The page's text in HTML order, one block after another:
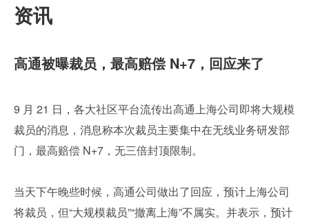
资讯
高通被曝裁员，最高赔偿 N+7，回应来了
9 月 21 日，各大社区平台流传出高通上海公司即将大规模
裁员的消息，消息称本次裁员主要集中在无线业务研发部
门，最高赔偿 N+7，无三倍封顶限制。
当天下午晚些时候，高通公司做出了回应，预计上海公司
将裁员，但“大规模裁员”“撤离上海”不属实。并表示，预计